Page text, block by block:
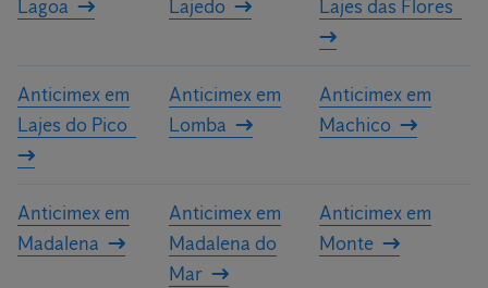
Lagoa
Lajedo
Lajes das Flores
Anticimex em
Lajes do Pico
Anticimex em
Lomba
Anticimex em
Machico
Anticimex em
Madalena
Anticimex em
Madalena do
Mar
Anticimex em
Monte